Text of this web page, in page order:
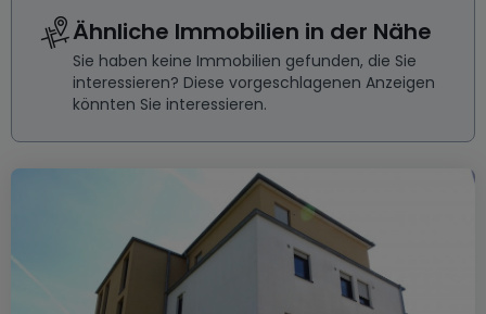
Ähnliche Immobilien in der Nähe
Sie haben keine Immobilien gefunden, die Sie
interessieren? Diese vorgeschlagenen Anzeigen
könnten Sie interessieren.